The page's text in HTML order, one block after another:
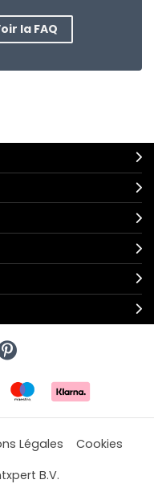
la FAQ
Légales
Cookies
B.V.